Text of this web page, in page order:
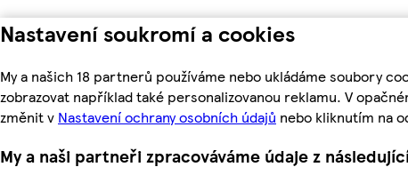
Nastavení soukromí a cookies
My a našich 18 partnerů používáme nebo ukládáme soubory
zobrazovat například také personalizovanou reklamu. V
změnit v Nastavení ochrany osobních údajů nebo kliknutím na
My a naši partneři zpracováváme údaje z